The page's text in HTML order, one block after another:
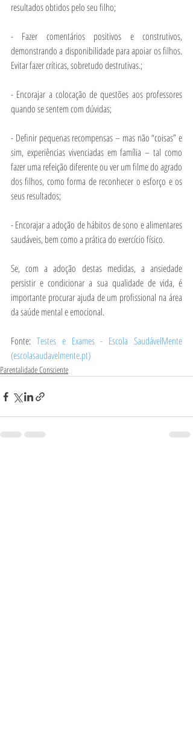
resultados obtidos pelo seu filho;
- Fazer comentários positivos e construtivos,
demonstrando a disponibilidade para apoiar os filhos.
Evitar fazer críticas, sobretudo destrutivas.;
- Encorajar a colocação de questões aos professores
quando se sentem com dúvidas;
- Definir pequenas recompensas – mas não “coisas” e
sim, experiências vivenciadas em família – tal como
fazer uma refeição diferente ou ver um filme do agrado
dos filhos, como forma de reconhecer o esforço e os
seus resultados;
- Encorajar a adoção de hábitos de sono e alimentares
saudáveis, bem como a prática do exercício físico.
Se, com a adoção destas medidas, a ansiedade
persistir e condicionar a sua qualidade de vida, é
importante procurar ajuda de um profissional na área
da saúde mental e emocional.
Fonte: Testes e Exames - Escola SaudávelMente
(escolasaudavelmente.pt)
Parentalidade Consciente